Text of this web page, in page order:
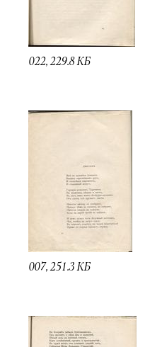
022, 229.8 КБ
007, 251.3 КБ